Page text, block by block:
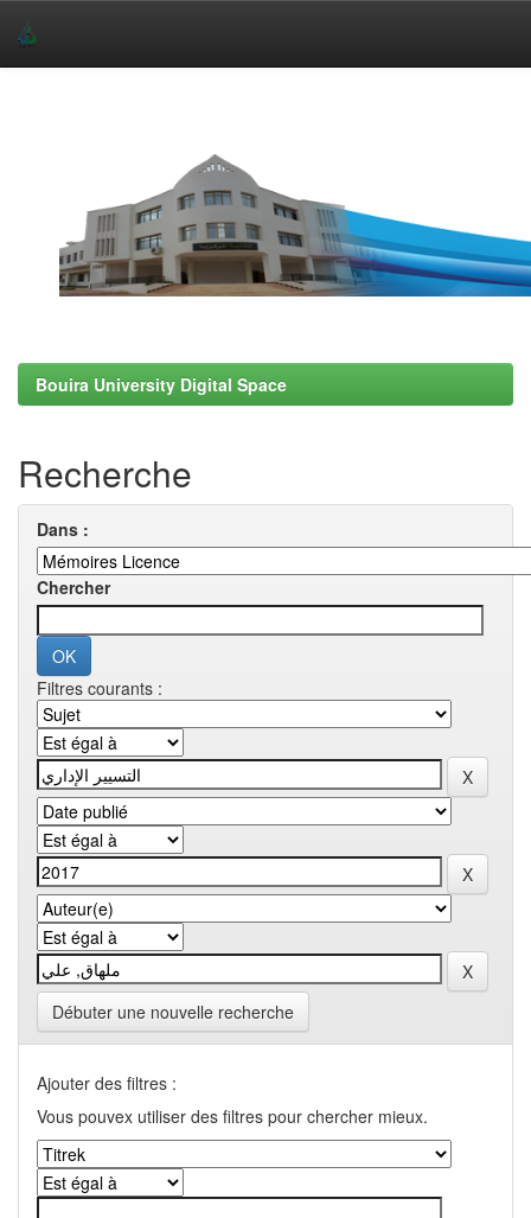
Bouira University Digital Space
Recherche
Dans :
Chercher
Filtres courants :
Débuter une nouvelle recherche
Ajouter des filtres :
Vous pouvex utiliser des filtres pour chercher mieux.